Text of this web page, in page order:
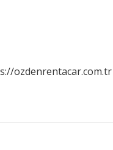
ozdenrentacar.com.tr